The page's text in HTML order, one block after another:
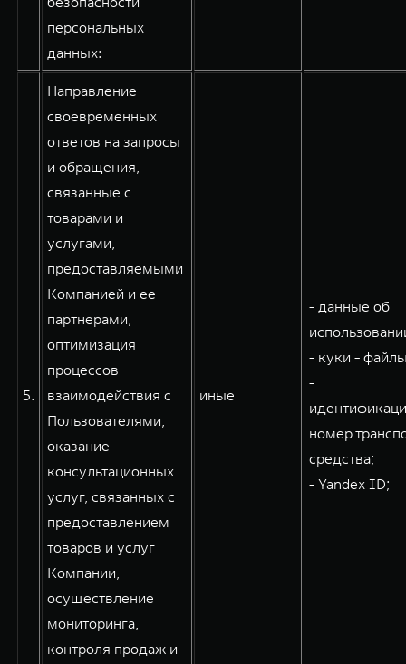
персональных
данных:
5.
Направление
своевременных
ответов на запросы
и обращения,
связанные с
товарами и
услугами,
предоставляемыми
Компанией и ее
партнерами,
оптимизация
процессов
взаимодействия с
Пользователями,
оказание
консультационных
услуг, связанных с
предоставлением
товаров и услуг
Компании,
осуществление
мониторинга,
контроля продаж и
иные
- данные об
- куки -
-
номер
средства;
- Yandex ID;